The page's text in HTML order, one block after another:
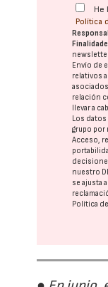
He
Política
Envío de
relativos
relación
llevar a
Los
grupo por
Acceso,
nuestro
se ajusta
Política